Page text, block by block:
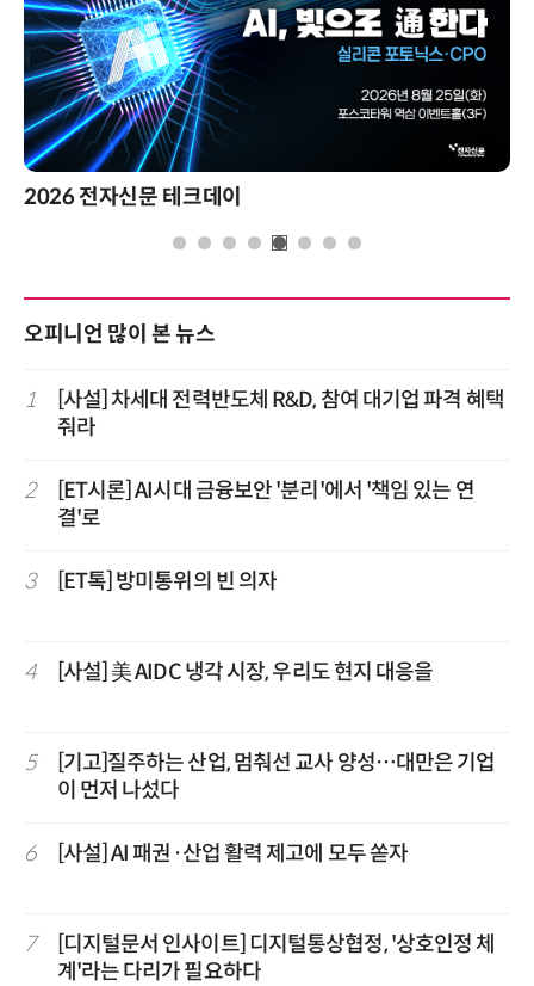
2026 전자신문 테크데이
오피니언 많이 본 뉴스
1
[사설] 차세대 전력반도체 R&D, 참여 대기업 파격 혜택
줘라
2
[ET시론] AI시대 금융보안 '분리'에서 '책임 있는 연
결'로
3 [ET톡] 방미통위의 빈 의자
4 [사설] 美 AIDC 냉각 시장, 우리도 현지 대응을
5
[기고]질주하는 산업, 멈춰선 교사 양성…대만은 기업
이 먼저 나섰다
6 [사설] AI 패권·산업 활력 제고에 모두 쏟자
7
[디지털문서 인사이트] 디지털통상협정, '상호인정 체
계'라는 다리가 필요하다